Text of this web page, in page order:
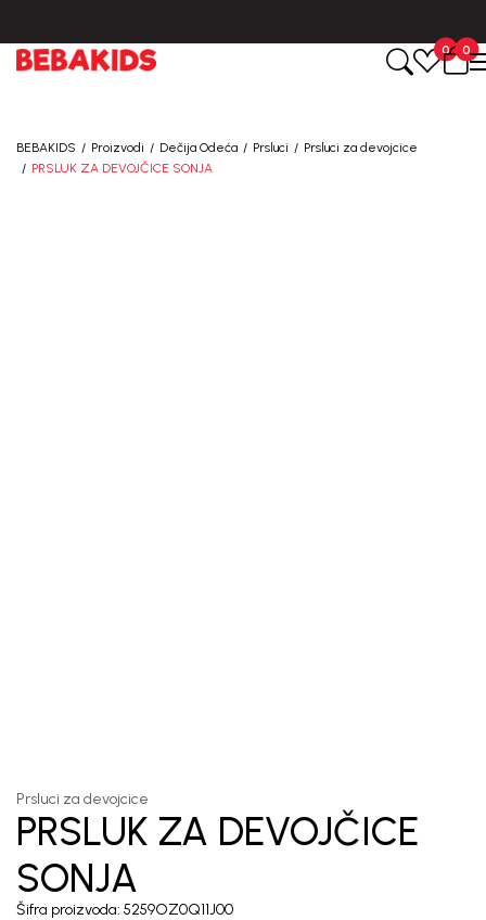
0
0
BEBAKIDS Proizvodi Dečija Odeća Prsluci
Prsluci za devojcice
PRSLUK ZA DEVOJČICE SONJA
Prsluci za devojcice
PRSLUK ZA DEVOJČICE
SONJA
Šifra proizvoda: 5259OZ0Q11J00